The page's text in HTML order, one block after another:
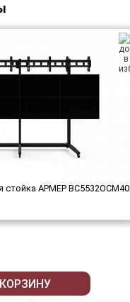
стойка АРМЕР ВС5532ОСМ40